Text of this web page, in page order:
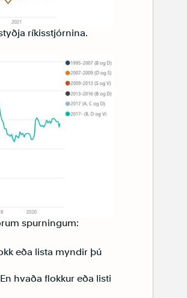
ríkisstjórnina.
spurningum:
eða lista myndir þú
hvaða flokkur eða listi